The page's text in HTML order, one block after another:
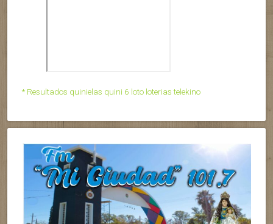
* Resultados quinielas quini 6 loto loterias telekino